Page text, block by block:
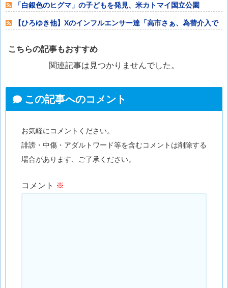
「白銀色のヒグマ」の子どもを発見、米カトマイ国立公園
【ひろゆき他】Xのインフルエンサー達「高市さぁ、為替介入で
こちらの記事もおすすめ
関連記事は見つかりませんでした。
この記事へのコメント
お気軽にコメントください。
誹謗・中傷・アダルトワード等を含むコメントは削除する
場合があります、ご了承ください。
コメント ※